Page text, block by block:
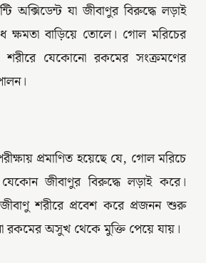
অক্সিডেন্ট যা জীবাণুর বিরুদ্ধে লড়াই
ক্ষমতা বাড়িয়ে তোলে। গোল মরিচের
শরীরে যেকোনো রকমের সংক্রমণের
প্রমাণিত হয়েছে যে, গোল মরিচে
যেকোন জীবাণুর বিরুদ্ধে লড়াই করে।
শরীরে প্রবেশ করে প্রজনন শুরু
রকমের অসুখ থেকে মুক্তি পেয়ে যায়।